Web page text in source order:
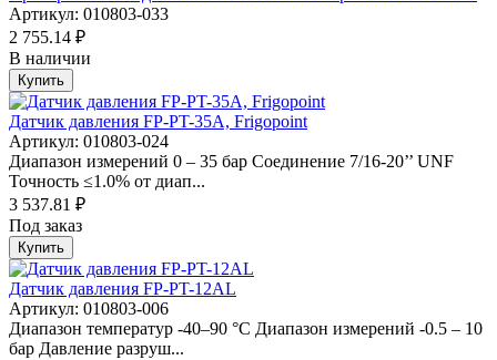
Артикул: 010803-033
2 755.14 ₽
В наличии
Купить
Датчик давления FP-PT-35A, Frigopoint
Артикул: 010803-024
Диапазон измерений 0 – 35 бар Соединение 7/16-20’’ UNF
Точность ≤1.0% от диап...
3 537.81 ₽
Под заказ
Купить
Датчик давления FP-PT-12AL
Артикул: 010803-006
Диапазон температур -40–90 °С Диапазон измерений -0.5 – 10
бар Давление разруш...